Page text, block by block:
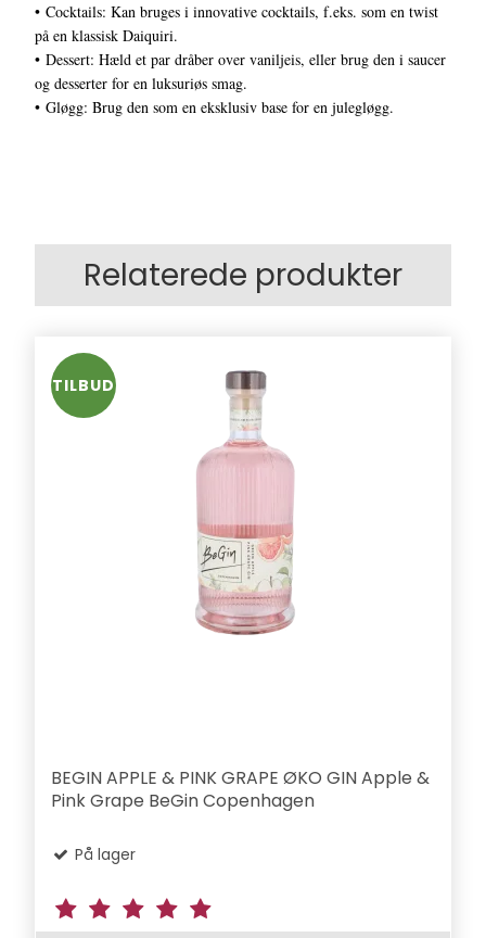
• Cocktails: Kan bruges i innovative cocktails, f.eks. som en twist
på en klassisk Daiquiri.
• Dessert: Hæld et par dråber over vaniljeis, eller brug den i saucer
og desserter for en luksuriøs smag.
• Gløgg: Brug den som en eksklusiv base for en julegløgg.
Relaterede produkter
TILBUD
BEGIN APPLE & PINK GRAPE ØKO GIN Apple &
Pink Grape BeGin Copenhagen
På lager